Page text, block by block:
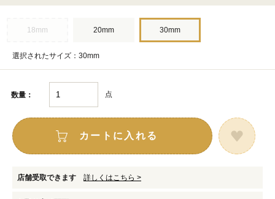
18mm 20mm 30mm
選択されたサイズ：30mm
数量： 点
カートに入れる
店舗受取できます 詳しくはこちら >